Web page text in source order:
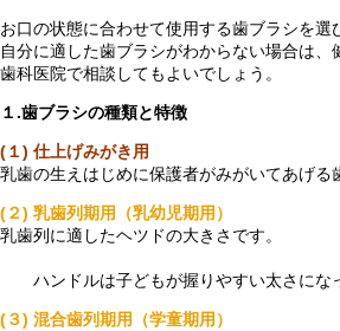
お口の状態に合わせて使用する歯ブラシを選
自分に適した歯ブラシがわからない場合は、
歯科医院で相談してもよいでしょう。
１.歯ブラシの種類と特徴
(１) 仕上げみがき用
乳歯の生えはじめに保護者がみがいてあげる
(２) 乳歯列期用（乳幼児期用）
乳歯列に適したヘツドの大きさです。
ハンドルは子どもが握りやすい太さにな
(３) 混合歯列期用（学童期用）